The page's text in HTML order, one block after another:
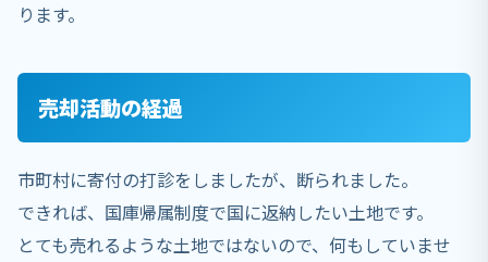
ります。
売却活動の経過
市町村に寄付の打診をしましたが、断られました。
できれば、国庫帰属制度で国に返納したい土地です。
とても売れるような土地ではないので、何もしていませ